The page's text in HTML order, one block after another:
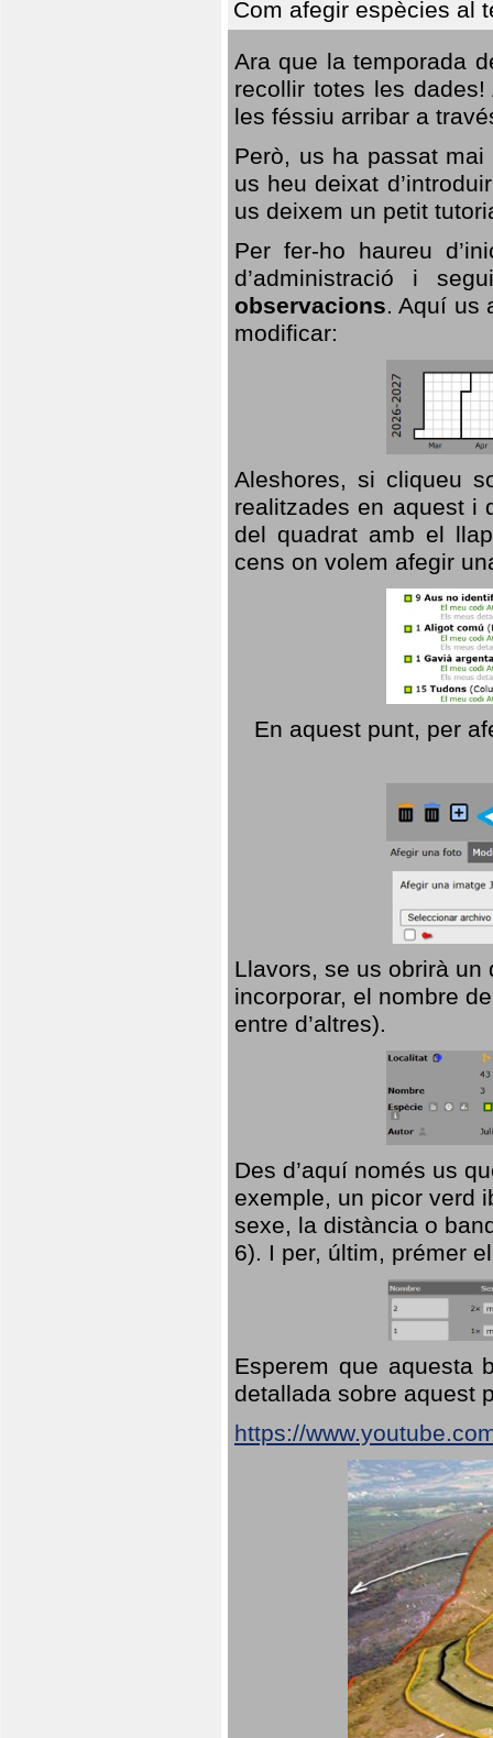
Com afegir espècies al
Ara que la temporada
recollir totes les
les féssiu arribar a
Però, us ha passat
us heu deixat
us deixem un petit
Per fer-ho haureu
d’administració i
observacions. Aquí us
modificar:
Aleshores, si cliqueu
realitzades en aquest i
del quadrat amb el
cens on volem afegir
En aquest punt, per
Llavors, se us obrirà
incorporar, el nombre
entre d’altres).
Des d’aquí només us
exemple, un picor verd
sexe, la distància o
6). I per, últim, prémer
Esperem que aquesta
detallada sobre aquest
https://